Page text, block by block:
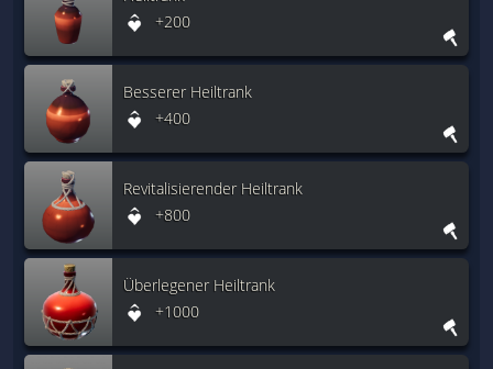
+200
Besserer Heiltrank
+400
Revitalisierender Heiltrank
+800
Überlegener Heiltrank
+1000